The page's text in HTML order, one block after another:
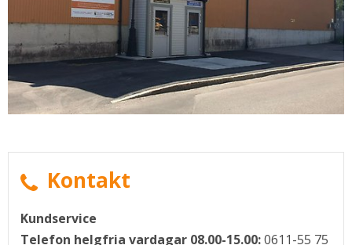
Kontakt
Kundservice
Telefon helgfria vardagar 08.00-15.00:0611-55 75